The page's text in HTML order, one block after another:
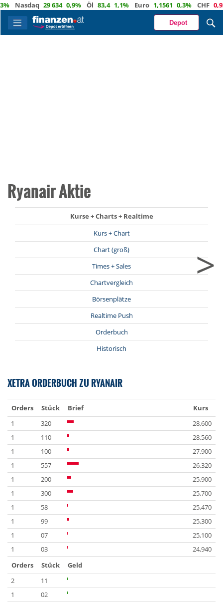
Nasdaq 29 634 0,9% Öl 83,4 1,1% Euro 1,1561 0,3% CHF 0,9336
Depot
Ryanair Aktie
Kurse + Charts + Realtime
Kurs + Chart
Chart (groß)
Times + Sales
Chartvergleich
Börsenplätze
Realtime Push
Orderbuch
Historisch
>
XETRA ORDERBUCH ZU RYANAIR
Orders Stück Brief
Kurs
1
320
28,600
1
110
28,560
1
100
27,900
1
557
26,320
1
200
25,900
1
300
25,700
1
58
25,470
1
99
25,300
1
07
25,100
1
03
24,940
Orders
Stück
Geld
2
11
1
02